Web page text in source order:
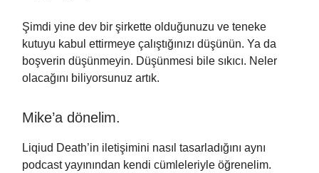
Şimdi yine dev bir şirkette olduğunuzu ve teneke
kutuyu kabul ettirmeye çalıştığınızı düşünün. Ya da
boşverin düşünmeyin. Düşünmesi bile sıkıcı. Neler
olacağını biliyorsunuz artık.
Mike’a dönelim.
Liqiud Death’in iletişimini nasıl tasarladığını aynı
podcast yayınından kendi cümleleriyle öğrenelim.